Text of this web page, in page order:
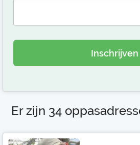
Inschrijven
Er zijn 34